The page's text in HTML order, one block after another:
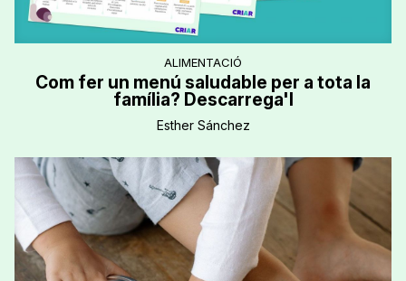
ALIMENTACIÓ
Com fer un menú saludable per a tota la
família? Descarrega'l
Esther Sánchez